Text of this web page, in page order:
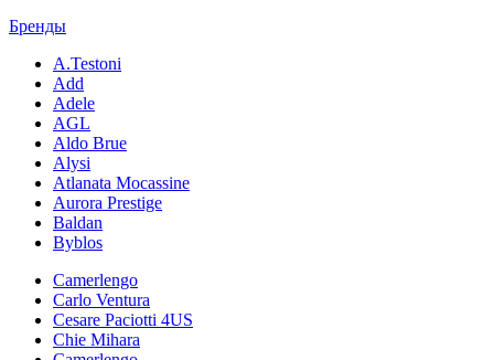
Бренды
A.Testoni
Add
Adele
AGL
Aldo Brue
Alysi
Atlanata Mocassine
Aurora Prestige
Baldan
Byblos
Camerlengo
Carlo Ventura
Cesare Paciotti 4US
Chie Mihara